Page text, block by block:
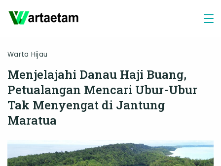
Warta Hijau
Menjelajahi Danau Haji Buang,
Petualangan Mencari Ubur-Ubur
Tak Menyengat di Jantung
Maratua